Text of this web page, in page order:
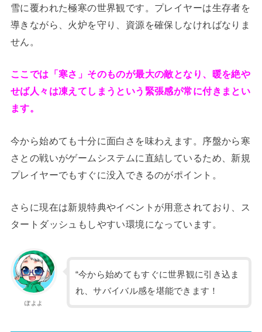
雪に覆われた極寒の世界観です。プレイヤーは生存者を
導きながら、火炉を守り、資源を確保しなければなりま
せん。
ここでは「寒さ」そのものが最大の敵となり、暖を絶や
せば人々は凍えてしまうという緊張感が常に付きまとい
ます。
今から始めても十分に面白さを味わえます。序盤から寒
さとの戦いがゲームシステムに直結しているため、新規
プレイヤーでもすぐに没入できるのがポイント。
さらに現在は新規特典やイベントが用意されており、ス
タートダッシュもしやすい環境になっています。
ぽよよ
“今から始めてもすぐに世界観に引き込ま
れ、サバイバル感を堪能できます！